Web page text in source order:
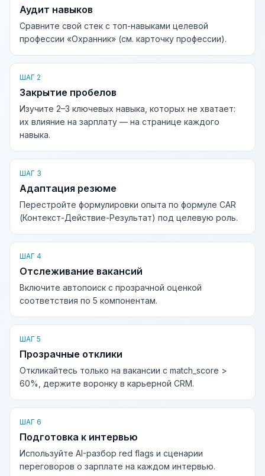
Аудит навыков
Сравните свой стек с топ-навыками целевой
профессии «Охранник» (см. карточку профессии).
ШАГ 2
Закрытие пробелов
Изучите 2–3 ключевых навыка, которых не хватает:
их влияние на зарплату — на странице каждого
навыка.
ШАГ 3
Адаптация резюме
Перестройте формулировки опыта по формуле CAR
(Контекст-Действие-Результат) под целевую роль.
ШАГ 4
Отслеживание вакансий
Включите автопоиск с прозрачной оценкой
соответствия по 5 компонентам.
ШАГ 5
Прозрачные отклики
Откликайтесь только на вакансии с match_score >
60%, держите воронку в карьерной CRM.
ШАГ 6
Подготовка к интервью
Используйте AI-разбор red flags и сценарии
переговоров о зарплате на каждом интервью.